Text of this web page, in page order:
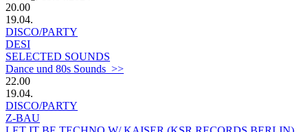
20.00
19.04.
DISCO/PARTY
DESI
SELECTED SOUNDS
Dance und 80s Sounds >>
22.00
19.04.
DISCO/PARTY
Z-BAU